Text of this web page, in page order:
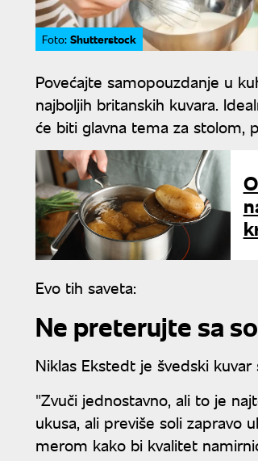
Foto: Shutterstock
Povećajte samopouzdanje u
najboljih britanskih kuvara.
će biti glavna tema za stolom,
Evo tih saveta:
Ne preterujte sa
Niklas Ekstedt je švedski
"Zvuči jednostavno, ali to je
ukusa, ali previše soli zapravo
merom kako bi kvalitet